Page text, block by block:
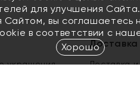
украшения
Доставка
для улучшения
Сайтом, вы соглашаетесь
в соответствии с
Хорошо